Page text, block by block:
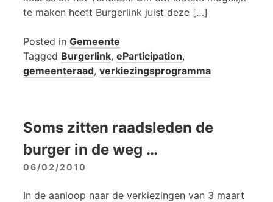
te maken heeft Burgerlink juist deze […]
Posted in Gemeente
Tagged Burgerlink, eParticipation,
gemeenteraad, verkiezingsprogramma
Soms zitten raadsleden de
burger in de weg …
06/02/2010
In de aanloop naar de verkiezingen van 3 maart